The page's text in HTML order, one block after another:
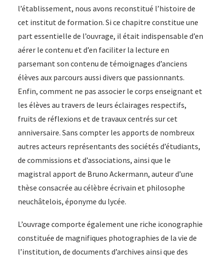
l’établissement, nous avons reconstitué l’histoire de
cet institut de formation. Si ce chapitre constitue une
part essentielle de l’ouvrage, il était indispensable d’en
aérer le contenu et d’en faciliter la lecture en
parsemant son contenu de témoignages d’anciens
élèves aux parcours aussi divers que passionnants.
Enfin, comment ne pas associer le corps enseignant et
les élèves au travers de leurs éclairages respectifs,
fruits de réflexions et de travaux centrés sur cet
anniversaire. Sans compter les apports de nombreux
autres acteurs représentants des sociétés d’étudiants,
de commissions et d’associations, ainsi que le
magistral apport de Bruno Ackermann, auteur d’une
thèse consacrée au célèbre écrivain et philosophe
neuchâtelois, éponyme du lycée.
L’ouvrage comporte également une riche iconographie
constituée de magnifiques photographies de la vie de
l’institution, de documents d’archives ainsi que des